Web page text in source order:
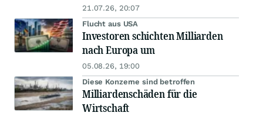
21.07.26, 20:07
Flucht aus USA
Investoren schichten Milliarden
nach Europa um
05.08.26, 19:00
Diese Konzerne sind betroffen
Milliardenschäden für die
Wirtschaft